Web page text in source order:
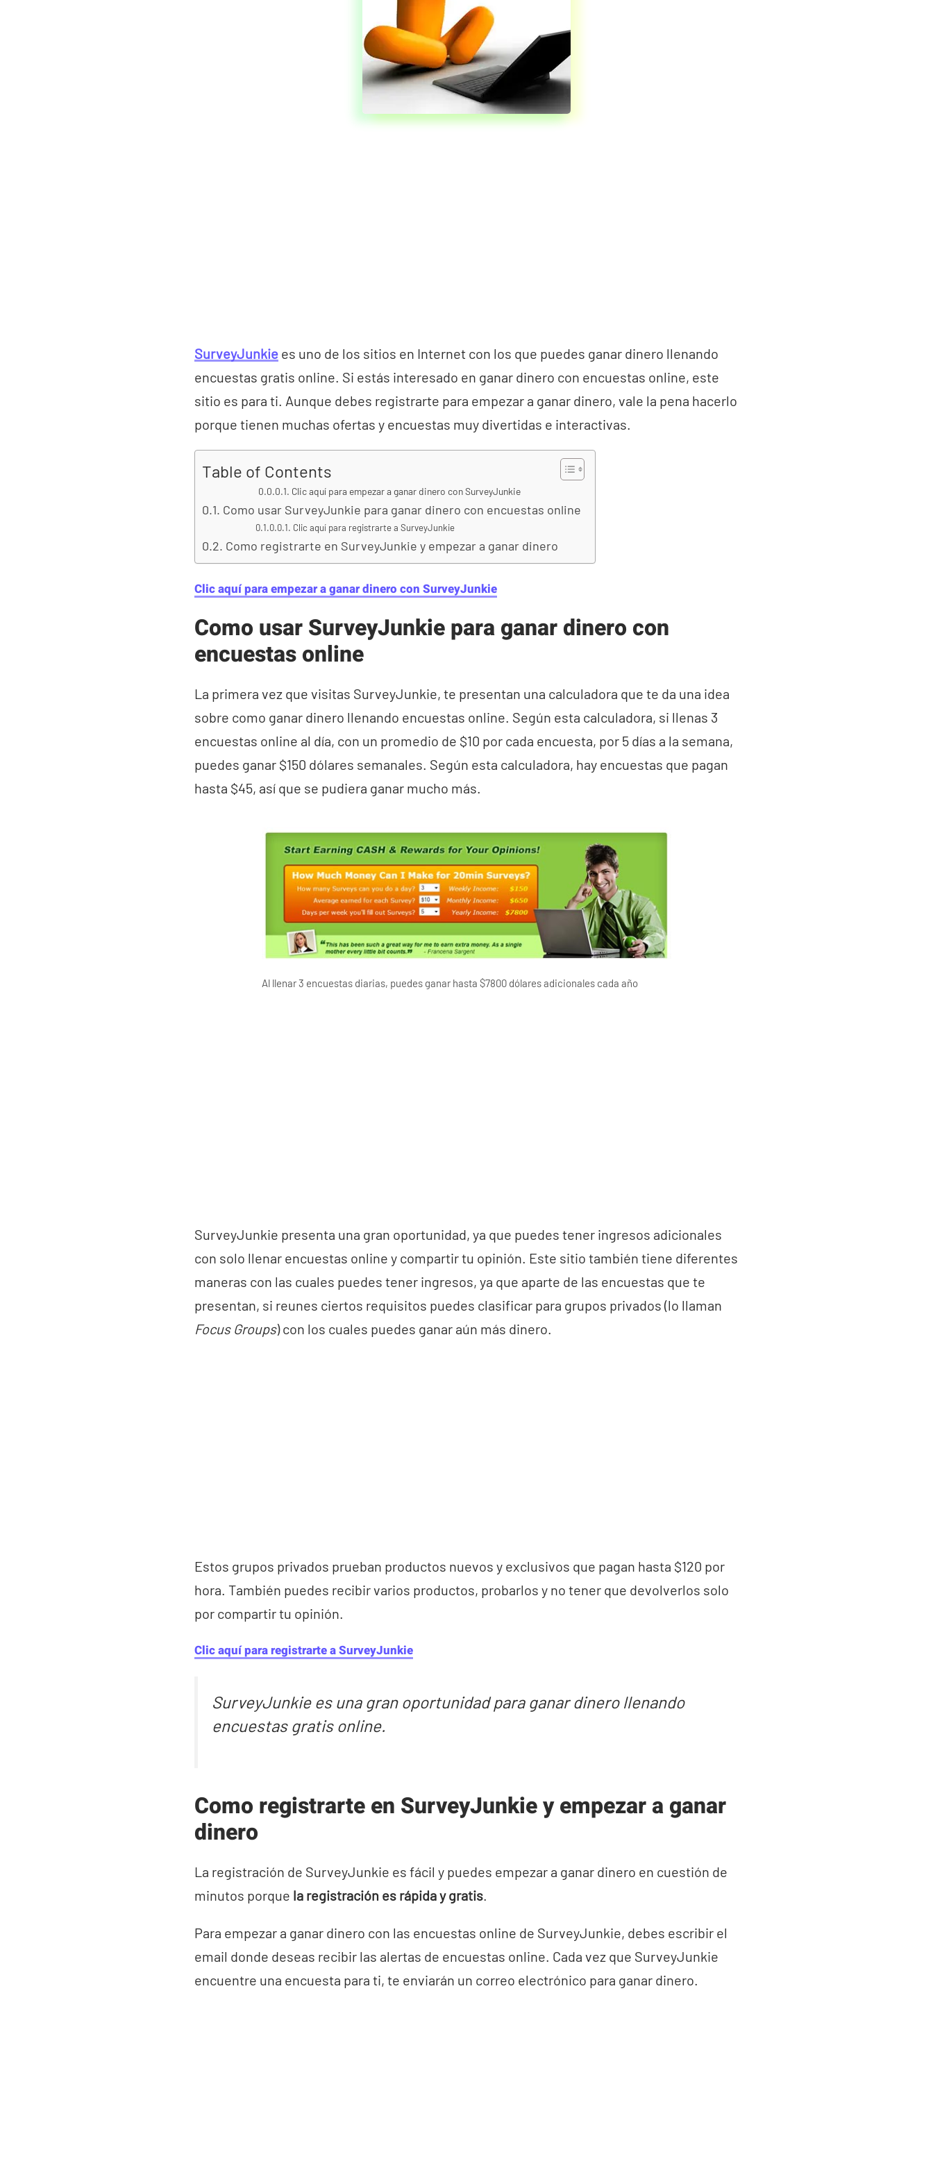
SurveyJunkie es uno de los sitios en Internet con los que puedes ganar dinero llenando
encuestas gratis online. Si estás interesado en ganar dinero con encuestas online, este
sitio es para ti. Aunque debes registrarte para empezar a ganar dinero, vale la pena hacerlo
porque tienen muchas ofertas y encuestas muy divertidas e interactivas.
Table of Contents
Clic aquí para empezar a ganar dinero con SurveyJunkie
Como usar SurveyJunkie para ganar dinero con encuestas online
Clic aquí para registrarte a SurveyJunkie
Como registrarte en SurveyJunkie y empezar a ganar dinero
Clic aquí para empezar a ganar dinero con SurveyJunkie
Como usar SurveyJunkie para ganar dinero con
encuestas online
La primera vez que visitas SurveyJunkie, te presentan una calculadora que te da una idea
sobre como ganar dinero llenando encuestas online. Según esta calculadora, si llenas 3
encuestas online al día, con un promedio de $10 por cada encuesta, por 5 días a la semana,
puedes ganar $150 dólares semanales. Según esta calculadora, hay encuestas que pagan
hasta $45, así que se pudiera ganar mucho más.
Al llenar 3 encuestas diarias, puedes ganar hasta $7800 dólares adicionales cada año
SurveyJunkie presenta una gran oportunidad, ya que puedes tener ingresos adicionales
con solo llenar encuestas online y compartir tu opinión. Este sitio también tiene diferentes
maneras con las cuales puedes tener ingresos, ya que aparte de las encuestas que te
presentan, si reunes ciertos requisitos puedes clasificar para grupos privados (lo llaman
Focus Groups) con los cuales puedes ganar aún más dinero.
Estos grupos privados prueban productos nuevos y exclusivos que pagan hasta $120 por
hora. También puedes recibir varios productos, probarlos y no tener que devolverlos solo
por compartir tu opinión.
Clic aquí para registrarte a SurveyJunkie
SurveyJunkie es una gran oportunidad para ganar dinero llenando
encuestas gratis online.
Como registrarte en SurveyJunkie y empezar a ganar
dinero
La registración de SurveyJunkie es fácil y puedes empezar a ganar dinero en cuestión de
minutos porque la registración es rápida y gratis
Para empezar a ganar dinero con las encuestas online de SurveyJunkie, debes escribir el
email donde deseas recibir las alertas de encuestas online. Cada vez que SurveyJunkie
encuentre una encuesta para ti, te enviarán un correo electrónico para ganar dinero.